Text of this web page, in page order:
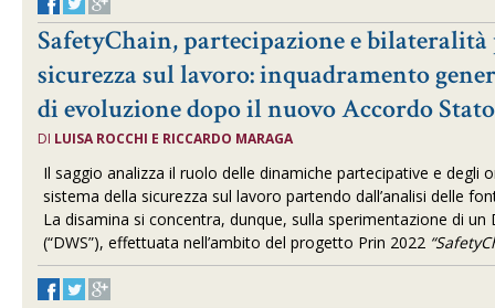
SafetyChain, partecipazione e bilateralità
sicurezza sul lavoro: inquadramento
di evoluzione dopo il nuovo Accordo
DI LUISA ROCCHI E RICCARDO MARAGA
Il saggio analizza il ruolo delle dinamiche partecipative e degli
sistema della sicurezza sul lavoro partendo dall’analisi delle
La disamina si concentra, dunque, sulla sperimentazione di
(“DWS”), effettuata nell’ambito del progetto Prin 2022